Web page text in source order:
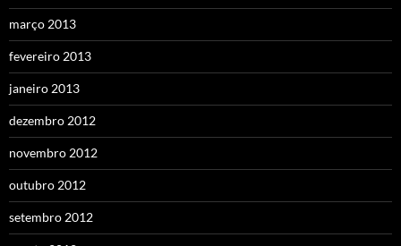
março 2013
fevereiro 2013
janeiro 2013
dezembro 2012
novembro 2012
outubro 2012
setembro 2012